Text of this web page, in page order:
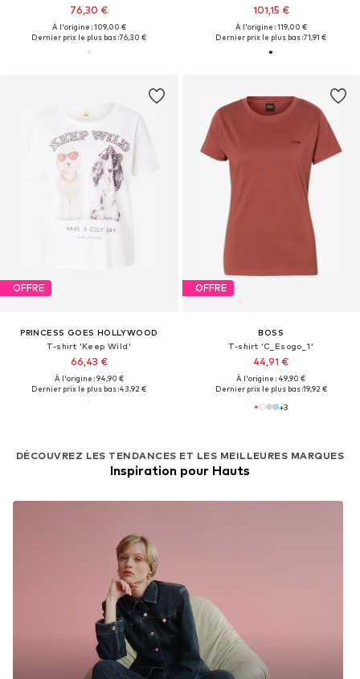
76,30 €
À l'origine : 109,00 €
Dernier prix le plus bas :76,30 €
101,15 €
À l'origine : 119,00 €
Dernier prix le plus bas :71,91 €
OFFRE
PRINCESS GOES HOLLYWOOD
T-shirt 'Keep Wild'
66,43 €
À l'origine : 94,90 €
Dernier prix le plus bas :43,92 €
OFFRE
BOSS
T-shirt 'C_Esogo_1'
44,91 €
À l'origine : 49,90 €
Dernier prix le plus bas :19,92 €
+3
DÉCOUVREZ LES TENDANCES ET LES MEILLEURES MARQUES
Inspiration pour Hauts